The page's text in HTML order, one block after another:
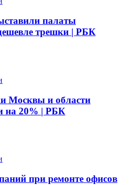
палаты
трешки | РБК
Москвы и области
на 20% | РБК
при ремонте офисов